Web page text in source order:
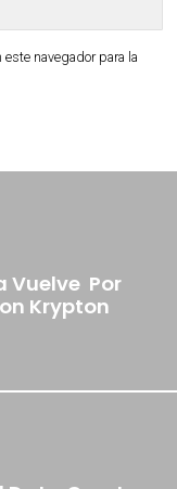
navegador para la
Vuelve Por
Krypton